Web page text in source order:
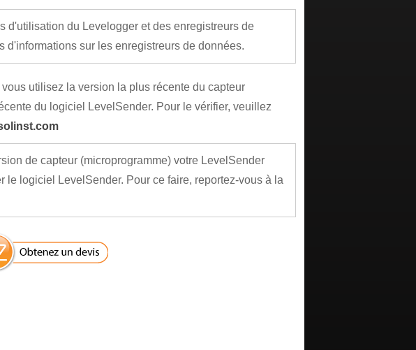
d'utilisation du Levelogger et des enregistreurs de
d'informations sur les enregistreurs de données.
utilisez la version la plus récente du capteur
du logiciel LevelSender. Pour le vérifier, veuillez
de capteur (microprogramme) votre LevelSender
le logiciel LevelSender. Pour ce faire, reportez-vous à la